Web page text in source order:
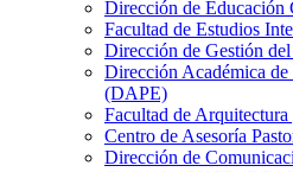
Dirección de Educación
Facultad de Estudios
Dirección de Gestión
Dirección Académica
(DAPE)
Facultad de
Centro de Asesoría
Dirección de